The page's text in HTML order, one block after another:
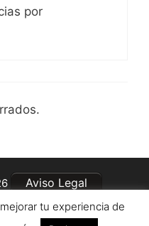
por
Aviso Legal
las cookiestu experiencia de